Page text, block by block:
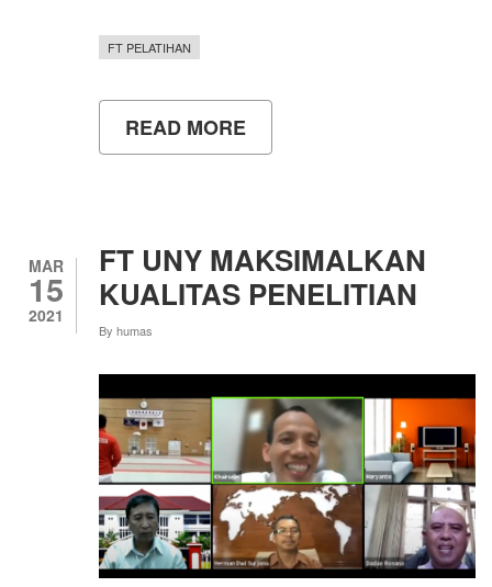
FT PELATIHAN
READ MORE
PELATIHAN
PEREKONOMIAN
WARGA
SEMANU,
GUNUNGKIDUL
MAR
15
2021
FT UNY MAKSIMALKAN
KUALITAS PENELITIAN
By humas